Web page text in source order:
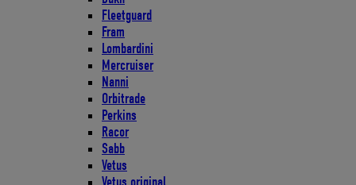
Fleetguard
Fram
Lombardini
Mercruiser
Nanni
Orbitrade
Perkins
Racor
Sabb
Vetus